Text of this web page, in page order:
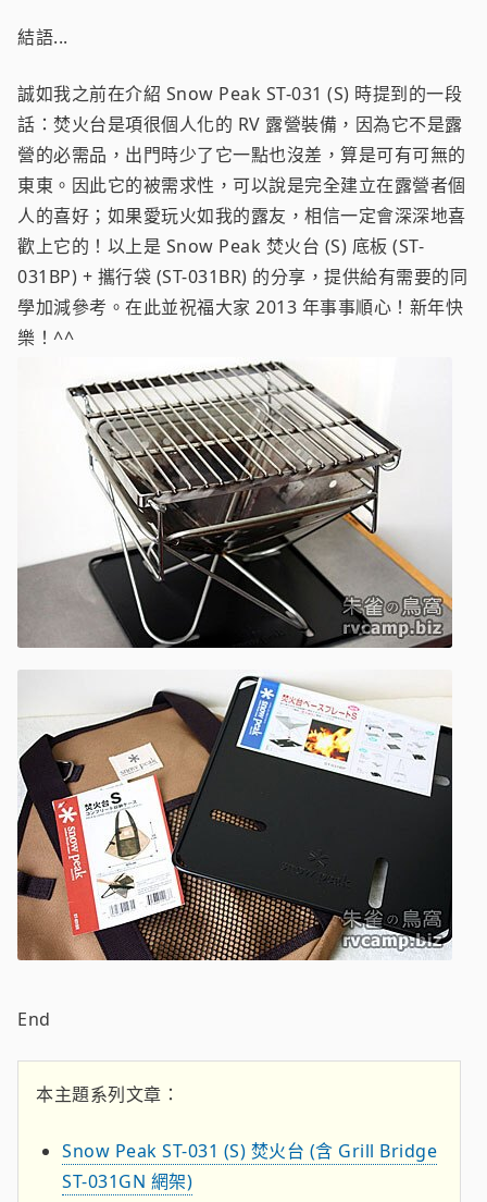
結語...
誠如我之前在介紹 Snow Peak ST-031 (S) 時提到的一段
話：焚火台是項很個人化的 RV 露營裝備，因為它不是露
營的必需品，出門時少了它一點也沒差，算是可有可無的
東東。因此它的被需求性，可以說是完全建立在露營者個
人的喜好；如果愛玩火如我的露友，相信一定會深深地喜
歡上它的！以上是 Snow Peak 焚火台 (S) 底板 (ST-
031BP) + 攜行袋 (ST-031BR) 的分享，提供給有需要的同
學加減參考。在此並祝福大家 2013 年事事順心！新年快
樂！^^
End
本主題系列文章：
Snow Peak ST-031 (S) 焚火台 (含 Grill Bridge
ST-031GN 網架)